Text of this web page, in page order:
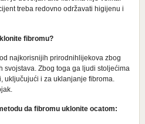
treba redovno održavati higijenu i
fibromu?
najkorisnijih prirodnihlijekova zbog
svojstava. Zbog toga ga ljudi stoljećima
uključujući i za uklanjanje fibroma.
da fibromu uklonite ocatom: